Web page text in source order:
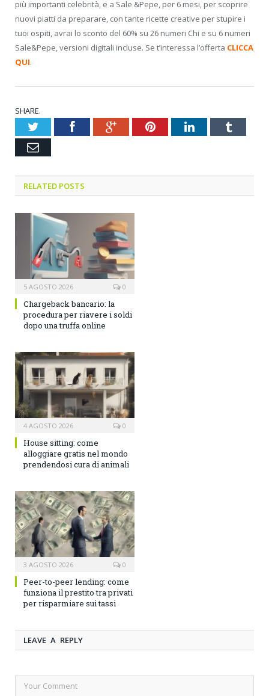
più importanti celebrità, e a Sale &Pepe, per 6 mesi, per scoprire
nuovi piatti da preparare, con tante ricette creative per stupire i
tuoi ospiti, avrai lo sconto del 60% su 26 numeri Chi e su 6 numeri
Sale&Pepe, versioni digitali incluse. Se t’interessa l’offerta CLICCA
QUI.
SHARE.
TwitterFacebookGoogle+PinterestLinkedInTumblr
Email
RELATED POSTS
5 AGOSTO 2026 0
Chargeback bancario: la
procedura per riavere i soldi
dopo una truffa online
4 AGOSTO 2026 0
House sitting: come
alloggiare gratis nel mondo
prendendosi cura di animali
3 AGOSTO 2026 0
Peer-to-peer lending: come
funziona il prestito tra privati
per risparmiare sui tassi
LEAVE A REPLY